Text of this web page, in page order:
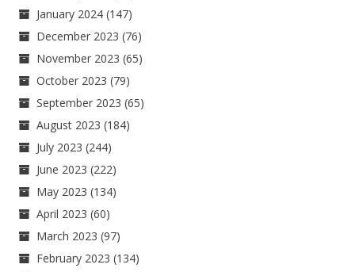
January 2024 (147)
December 2023 (76)
November 2023 (65)
October 2023 (79)
September 2023 (65)
August 2023 (184)
July 2023 (244)
June 2023 (222)
May 2023 (134)
April 2023 (60)
March 2023 (97)
February 2023 (134)